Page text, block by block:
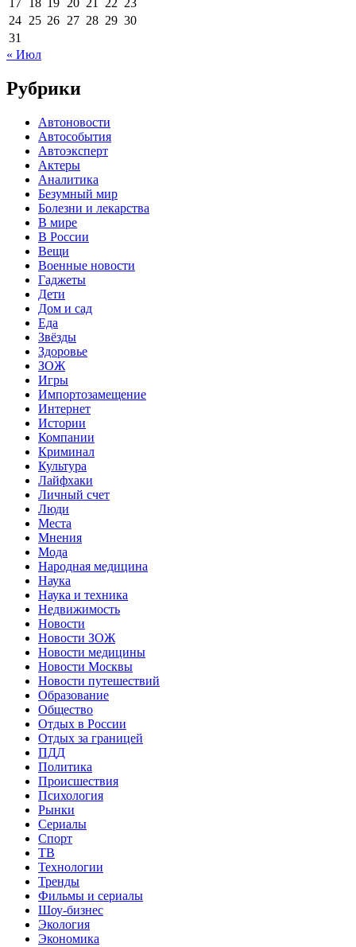
17 18 19 20 21 22 23
24 25 26 27 28 29 30
31
« Июл
Рубрики
Автоновости
Автособытия
Автоэксперт
Актеры
Аналитика
Безумный мир
Болезни и лекарства
В мире
В России
Вещи
Военные новости
Гаджеты
Дети
Дом и сад
Еда
Звёзды
Здоровье
ЗОЖ
Игры
Импортозамещение
Интернет
Истории
Компании
Криминал
Культура
Лайфхаки
Личный счет
Люди
Места
Мнения
Мода
Народная медицина
Наука
Наука и техника
Недвижимость
Новости
Новости ЗОЖ
Новости медицины
Новости Москвы
Новости путешествий
Образование
Общество
Отдых в России
Отдых за границей
ПДД
Политика
Происшествия
Психология
Рынки
Сериалы
Спорт
ТВ
Технологии
Тренды
Фильмы и сериалы
Шоу-бизнес
Экология
Экономика